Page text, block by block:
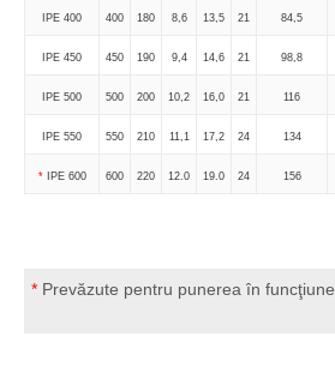
IPE 400 400 180 8,6 13,5 21 84,5
IPE 450 450 190 9,4 14,6 21 98,8
IPE 500 500 200 10,2 16,0 21 116
IPE 550 550 210 11,1 17,2 24 134
*IPE 600 600 220 12.0 19.0 24 156
* Prevăzute pentru punerea în funcţiune